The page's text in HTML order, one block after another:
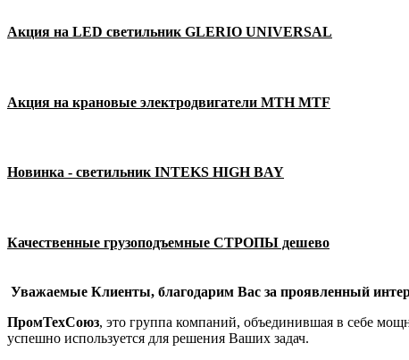
Акция на LED светильник GLERIO UNIVERSAL
Акция на крановые электродвигатели MTH MTF
Новинка - светильник INTEKS HIGH BAY
Качественные грузоподъемные СТРОПЫ дешево
Уважаемые Клиенты, благодарим Вас за проявленный
ПромТехСоюз, это группа компаний, объединившая в себе
успешно используется для решения Ваших задач.